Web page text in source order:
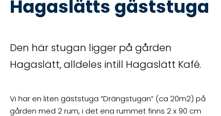
Hagaslätts gäststuga
Den här stugan ligger på gården
Hagaslätt, alldeles intill Hagaslätt Kafé.
Vi har en liten gäststuga ”Drängstugan” (ca 20m2) på
gården med 2 rum, i det ena rummet finns 2 x 90 cm